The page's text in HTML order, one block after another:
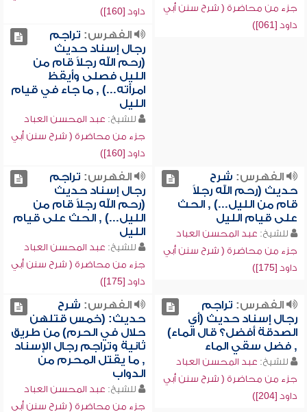
جزء من محاضرة ( شرح سنن أبي
داود [061])
داود [160])
الفهرس: تراجم
رجال إسناد حديث
(رحم الله رجلاً قام من
الليل فصلى وأيقظ
امرأته...) , ما جاء في قيام
الليل
للشيخ: عبد المحسن العباد
جزء من محاضرة ( شرح سنن أبي
داود [160])
الفهرس: شرح
حديث (رحم الله رجلاً
قام من الليل...) , الحث
على قيام الليل
للشيخ: عبد المحسن العباد
جزء من محاضرة ( شرح سنن أبي
داود [175])
الفهرس: تراجم
رجال إسناد حديث
(رحم الله رجلاً قام من
الليل...) , الحث على قيام
الليل
للشيخ: عبد المحسن العباد
جزء من محاضرة ( شرح سنن أبي
داود [175])
الفهرس: تراجم
رجال إسناد حديث (أي
الصدقة أفضل؟ قال الماء)
, فضل سقي الماء
للشيخ: عبد المحسن العباد
جزء من محاضرة ( شرح سنن أبي
داود [204])
الفهرس: شرح
حديث: (خمس قتلهن
حلال في الحرم) من طريق
ثانية وتراجم رجال الإسناد
, ما يقتل المحرم من
الدواب
للشيخ: عبد المحسن العباد
جزء من محاضرة ( شرح سنن أبي